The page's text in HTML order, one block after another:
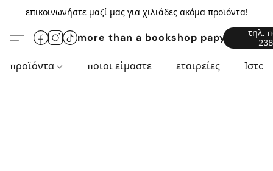
επικοινωνήστε μαζί μας για χιλιάδες ακόμα προϊόντα!
more than a bookshop
τηλ.
προϊόντα ποιοι είμαστε εταιρείες